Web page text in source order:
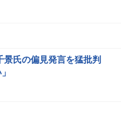
氏の偏見発言を猛批判